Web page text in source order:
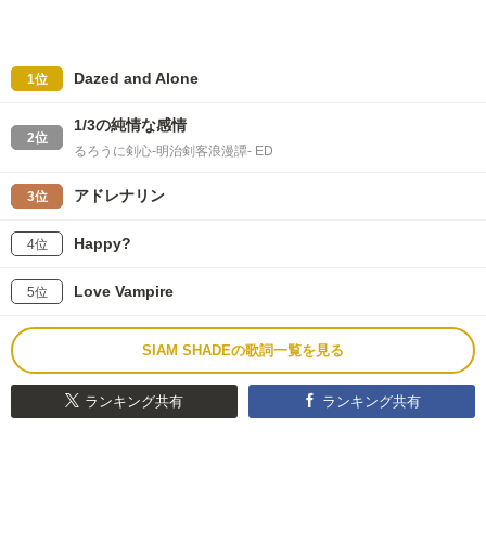
1位 Dazed and Alone
2位
1/3の純情な感情
るろうに剣心-明治剣客浪漫譚- ED
3位 アドレナリン
4位 Happy?
5位 Love Vampire
SIAM SHADEの歌詞一覧を見る
ランキング共有 ランキング共有